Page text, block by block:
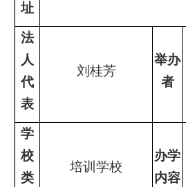
址
法
人
代
表
刘桂芳
举办
者
学
校
类
培训学校
办学
内容